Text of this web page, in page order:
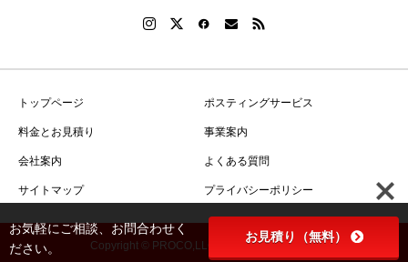
トップページ ポスティングサービス
料金とお見積り 事業案内
会社案内 よくある質問
サイトマップ プライバシーポリシー
Copyright © PROCO,LLC All Rights Reserved.
お気軽にご相談、お問合わせく
ださい。
お見積り（無料）